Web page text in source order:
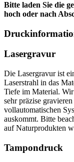
Bitte laden Sie die
hoch oder nach
Lasergravur
Die Lasergravur ist
Laserstrahl in das
Tiefe im Material. Wir
sehr präzise
vollautomatischen
auskommt. Bitte
auf Naturprodukten
Tampondruck